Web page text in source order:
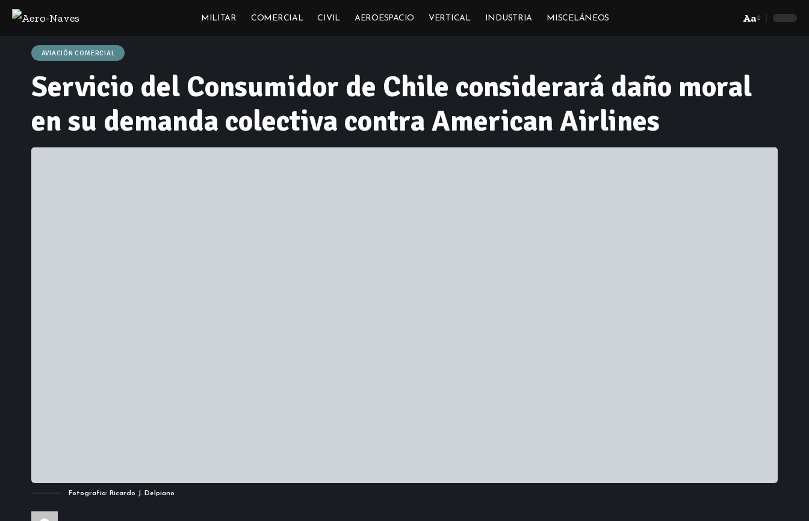
MILITAR COMERCIAL CIVIL AEROESPACIO VERTICAL INDUSTRIA MISCELÁNEOS
Font
Aa
AVIACIÓN COMERCIAL
Servicio del Consumidor de Chile considerará daño moral
en su demanda colectiva contra American Airlines
Fotografía: Ricardo J. Delpiano